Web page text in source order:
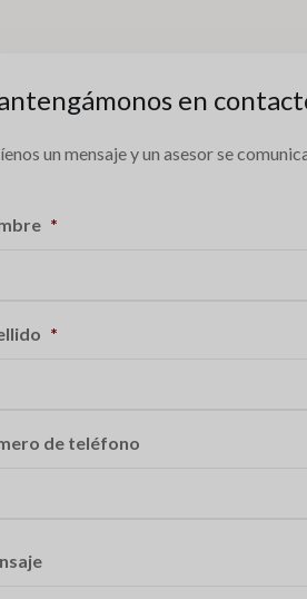
en
un mensaje y un asesor se
*
*
de teléfono